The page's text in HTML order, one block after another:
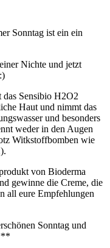
Sonntag ist ein ein
Nichte und jetzt
Sensibio H2O2
Haut und nimmt das
und besonders
weder in den Augen
Witkstoffbomben wie
von Bioderma
gewinne die Creme, die
all eure Empfehlungen
Sonntag und